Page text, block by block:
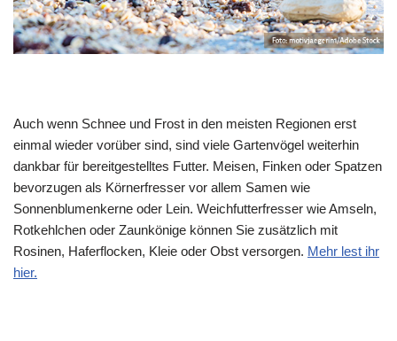
Auch wenn Schnee und Frost in den meisten Regionen erst
einmal wieder vorüber sind, sind viele Gartenvögel weiterhin
dankbar für bereitgestelltes Futter. Meisen, Finken oder Spatzen
bevorzugen als Körnerfresser vor allem Samen wie
Sonnenblumenkerne oder Lein. Weichfutterfresser wie Amseln,
Rotkehlchen oder Zaunkönige können Sie zusätzlich mit
Rosinen, Haferflocken, Kleie oder Obst versorgen. Mehr lest ihr
hier.